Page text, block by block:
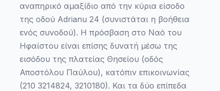
αναπηρικό αμαξίδιο από την κύρια είσοδο
της οδού Adrianu 24 (συνιστάται η βοήθεια
ενός συνοδού). Η πρόσβαση στο Ναό του
Ηφαίστου είναι επίσης δυνατή μέσω της
εισόδου της πλατείας Θησείου (οδός
Αποστόλου Παύλου), κατόπιν επικοινωνίας
(210 3214824, 3210180). Και τα δύο επίπεδα